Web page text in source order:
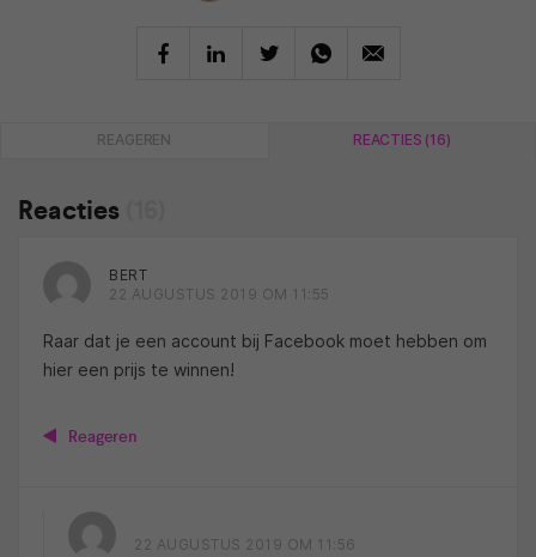
REAGEREN REACTIES (16)
Reacties
BERT
22 AUGUSTUS 2019 OM 11:55
Raar dat je een account bij Facebook moet hebben om
hier een prijs te winnen!
Reageren
22 AUGUSTUS 2019 OM 11:56